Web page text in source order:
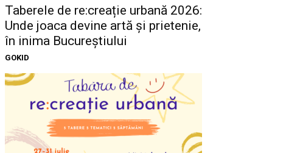
Taberele de re:creație urbană 2026:
Unde joaca devine artă și prietenie,
în inima Bucureștiului
GOKID